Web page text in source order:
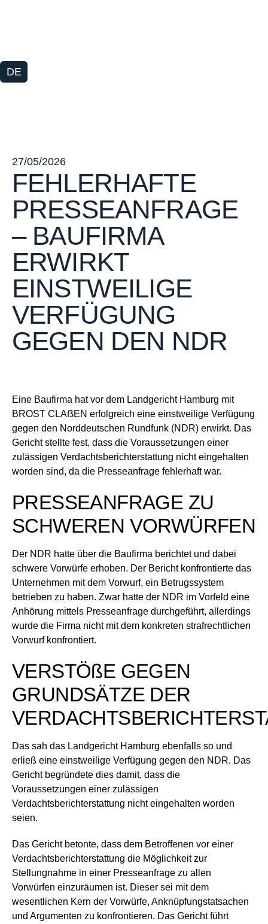
DE
27/05/2026
FEHLERHAFTE
PRESSEANFRAGE
– BAUFIRMA
ERWIRKT
EINSTWEILIGE
VERFÜGUNG
GEGEN DEN NDR
Eine Baufirma hat vor dem Landgericht Hamburg mit
BROST CLAẞEN erfolgreich eine einstweilige Verfügung
gegen den Norddeutschen Rundfunk (NDR) erwirkt. Das
Gericht stellte fest, dass die Voraussetzungen einer
zulässigen Verdachtsberichterstattung nicht eingehalten
worden sind, da die Presseanfrage fehlerhaft war.
PRESSEANFRAGE ZU
SCHWEREN VORWÜRFEN
Der NDR hatte über die Baufirma berichtet und dabei
schwere Vorwürfe erhoben. Der Bericht konfrontierte das
Unternehmen mit dem Vorwurf, ein Betrugssystem
betrieben zu haben. Zwar hatte der NDR im Vorfeld eine
Anhörung mittels Presseanfrage durchgeführt, allerdings
wurde die Firma nicht mit dem konkreten strafrechtlichen
Vorwurf konfrontiert.
VERSTÖßE GEGEN
GRUNDSÄTZE DER
Das sah das Landgericht Hamburg ebenfalls so und
erließ eine einstweilige Verfügung gegen den NDR. Das
Gericht begründete dies damit, dass die
Voraussetzungen einer zulässigen
Verdachtsberichterstattung nicht eingehalten worden
seien.
Das Gericht betonte, dass dem Betroffenen vor einer
Verdachtsberichterstattung die Möglichkeit zur
Stellungnahme in einer Presseanfrage zu allen
Vorwürfen einzuräumen ist. Dieser sei mit dem
wesentlichen Kern der Vorwürfe, Anknüpfungstatsachen
und Argumenten zu konfrontieren. Das Gericht führt